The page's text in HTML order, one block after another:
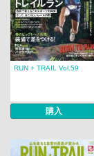
RUN + TRAIL Vol.59
購入